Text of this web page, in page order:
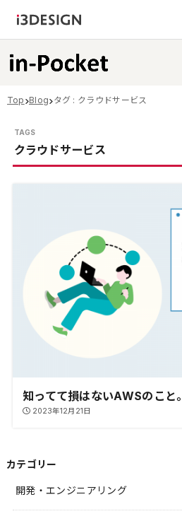
Top Blog タグ : クラウドサービス
クラウドサービス
知ってて損はないAWSのこと。
2023年12月21日
カテゴリー
開発・エンジニアリング